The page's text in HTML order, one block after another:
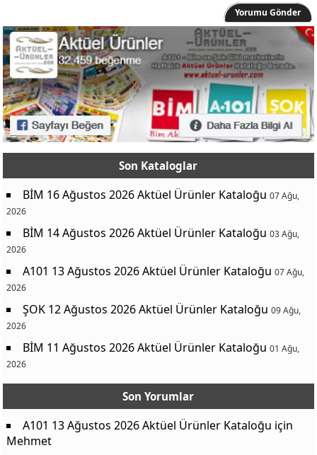
Yorumu Gönder
Son Kataloglar
BİM 16 Ağustos 2026 Aktüel Ürünler Kataloğu 07 Ağu,
2026
BİM 14 Ağustos 2026 Aktüel Ürünler Kataloğu 03 Ağu,
2026
A101 13 Ağustos 2026 Aktüel Ürünler Kataloğu 07 Ağu,
2026
ŞOK 12 Ağustos 2026 Aktüel Ürünler Kataloğu 09 Ağu,
2026
BİM 11 Ağustos 2026 Aktüel Ürünler Kataloğu 01 Ağu,
2026
Son Yorumlar
A101 13 Ağustos 2026 Aktüel Ürünler Kataloğu için
Mehmet